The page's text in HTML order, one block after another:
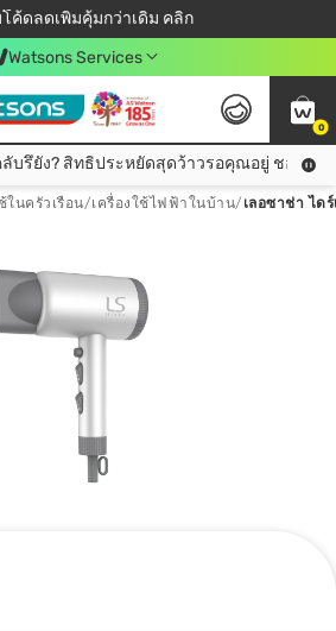
โค้ดลดเพิ่มคุ้มกว่าเดิม คลิก
ลน์ครั้งแรก ลดเพิ่มจุก ๆ 10%! 🎉
📦ส่งฟรี! เมื่อชอป 499฿
าชิกวัตสัน คลับดียังไง?
Watsons Services
0
มีบัตรสมาชิกวัตสัน คลับรึยัง? สิทธิประหยัดสุดว้าวรอคุณอยู่ ชอปคุ้มกว่าเดิม คลิก!
บรึยัง? สิทธิประหยัดสุดว้าวรอคุณอยู่ ชอปคุ้มก
ในครัวเรือน/เครื่องใช้ไฟฟ้าในบ้าน/ เลอซาช่า ได